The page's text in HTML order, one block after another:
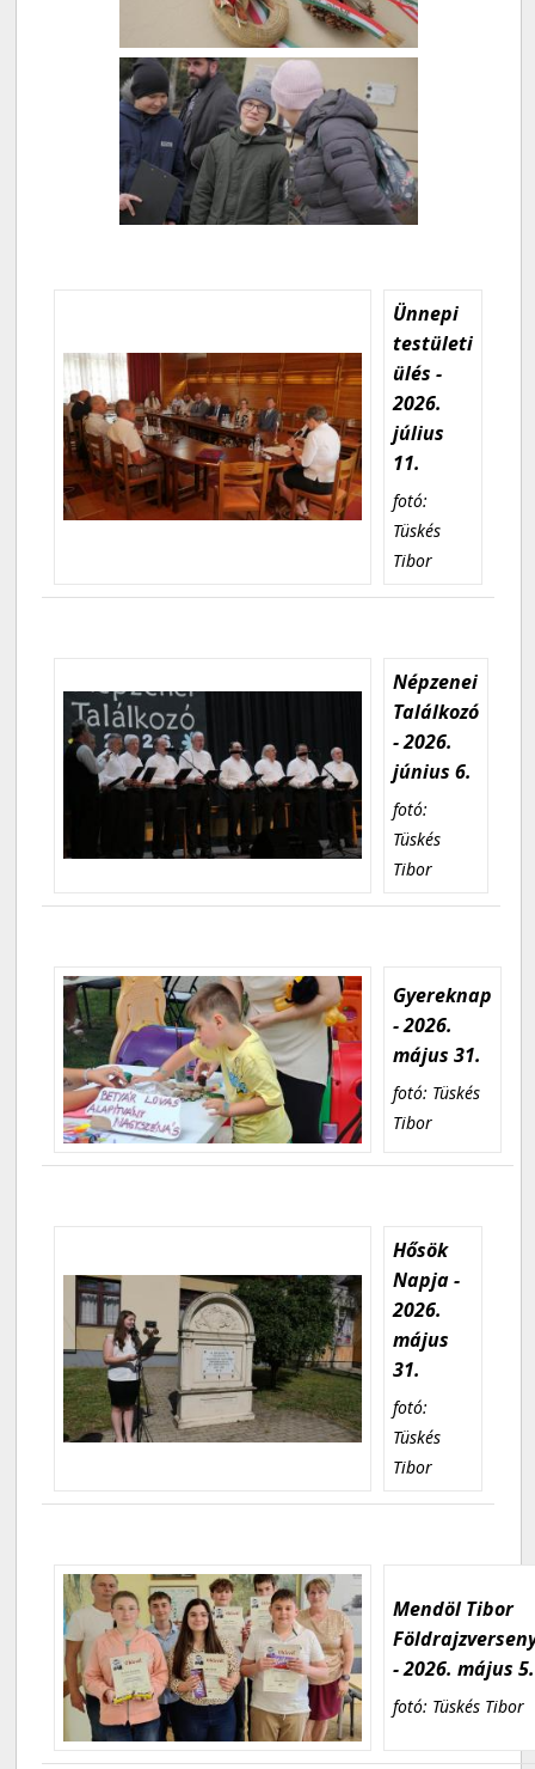
Ünnepi
testületi
ülés -
2026.
július
11.
fotó:
Tüskés
Tibor
Népzenei
Találkozó
- 2026.
június 6.
fotó:
Tüskés
Tibor
Gyereknap
- 2026.
május 31.
fotó: Tüskés
Tibor
Hősök
Napja -
2026.
május
31.
fotó:
Tüskés
Tibor
Mendöl Tibor
- 2026. május 5.
fotó: Tüskés Tibor